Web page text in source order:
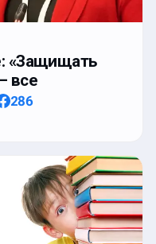
«Защищать
все
286